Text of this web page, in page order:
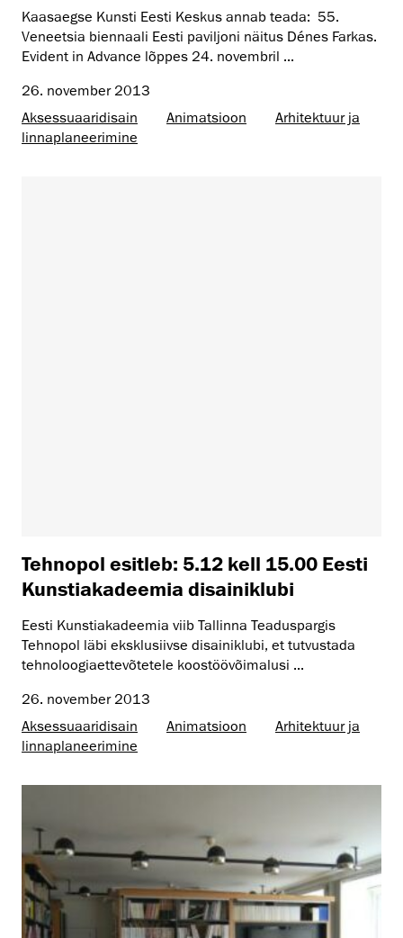
Kaasaegse Kunsti Eesti Keskus annab teada: 55.
Veneetsia biennaali Eesti paviljoni näitus Dénes Farkas.
Evident in Advance lõppes 24. novembril ...
26. november 2013
Aksessuaaridisain
Animatsioon
Arhitektuur ja
linnaplaneerimine
Tehnopol esitleb: 5.12 kell 15.00 Eesti
Kunstiakadeemia disainiklubi
Eesti Kunstiakadeemia viib Tallinna Teaduspargis
Tehnopol läbi eksklusiivse disainiklubi, et tutvustada
tehnoloogiaettevõtetele koostöövõimalusi ...
26. november 2013
Aksessuaaridisain
Animatsioon
Arhitektuur ja
linnaplaneerimine